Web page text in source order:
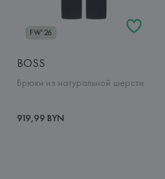
FW'26
BOSS
Брюки из натуральной шерсти
919,99 BYN